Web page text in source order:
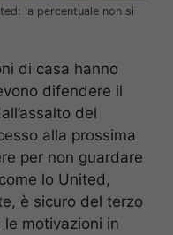
la percentuale non si
di casa hanno
difendere il
del
alla prossima
per non guardare
lo United,
è sicuro del terzo
motivazioni in